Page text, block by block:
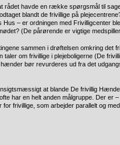
havde en række spørgsmål til
blandt de frivillige på
Hus – er ordningen med Frivilligcenter
(De pårørende er vigtige
sammen i drøftelsen omkring det
om frivillige i plejeboligerne (De
bør revurderes ud fra det
at blande De frivillig
har en helt anden målgruppe. Der er
frivillige, som arbejder parallelt og